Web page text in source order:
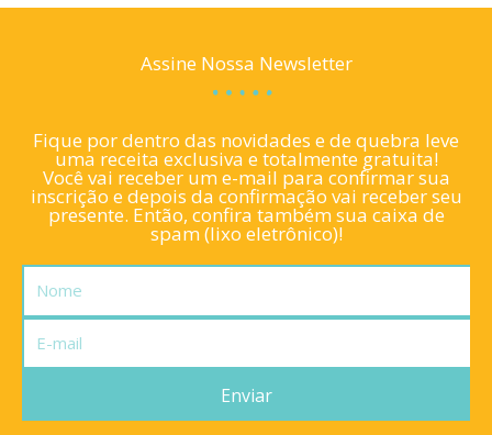
Assine Nossa Newsletter
Fique por dentro das novidades e de quebra leve
uma receita exclusiva e totalmente gratuita!
Você vai receber um e-mail para confirmar sua
inscrição e depois da confirmação vai receber seu
presente. Então, confira também sua caixa de
spam (lixo eletrônico)!
Nome
mail
Enviar